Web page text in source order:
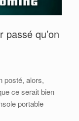
qu’on
posté, alors,
ce serait bien
portable